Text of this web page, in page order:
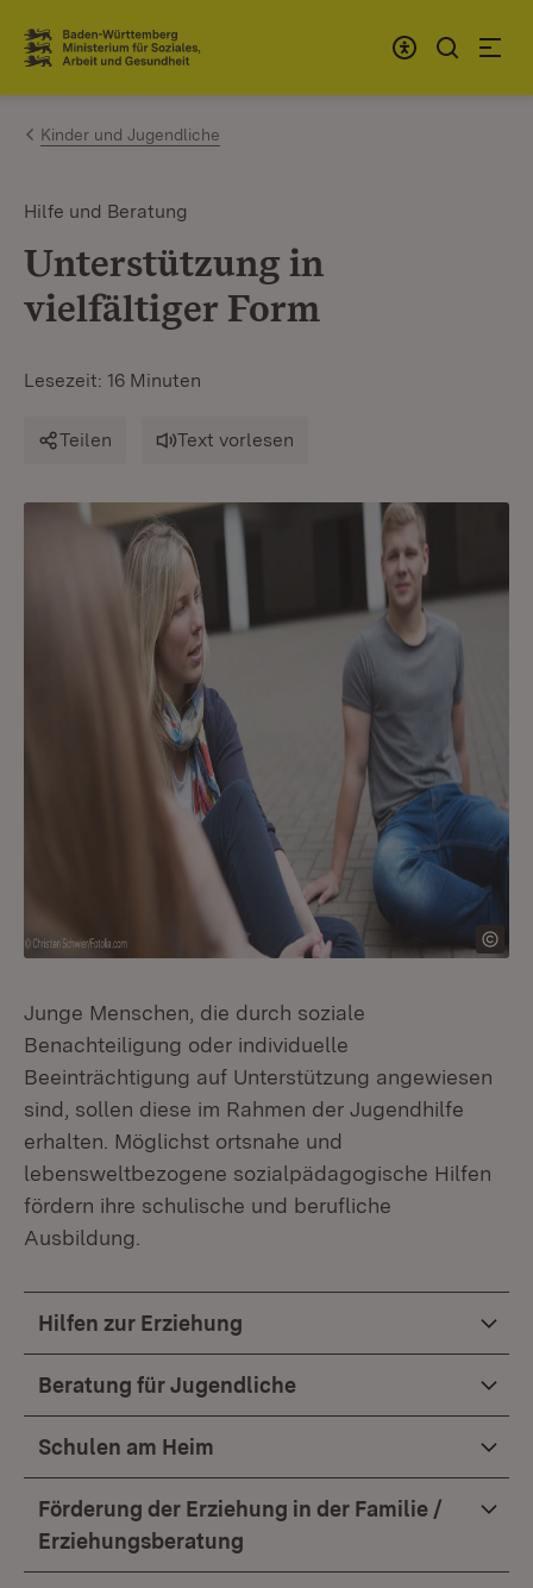
Zum Inhalt springen
Link zur Startseite
Kinder und Jugendliche
Hilfe und Beratung
Unterstützung in
vielfältiger Form
Lesezeit: 16 Minuten
Teilen Text vorlesen
Junge Menschen, die durch soziale
Benachteiligung oder individuelle
Beeinträchtigung auf Unterstützung angewiesen
sind, sollen diese im Rahmen der Jugendhilfe
erhalten. Möglichst ortsnahe und
lebensweltbezogene sozialpädagogische Hilfen
fördern ihre schulische und berufliche
Ausbildung.
Hilfen zur Erziehung
Beratung für Jugendliche
Schulen am Heim
Förderung der Erziehung in der Familie /
Erziehungsberatung